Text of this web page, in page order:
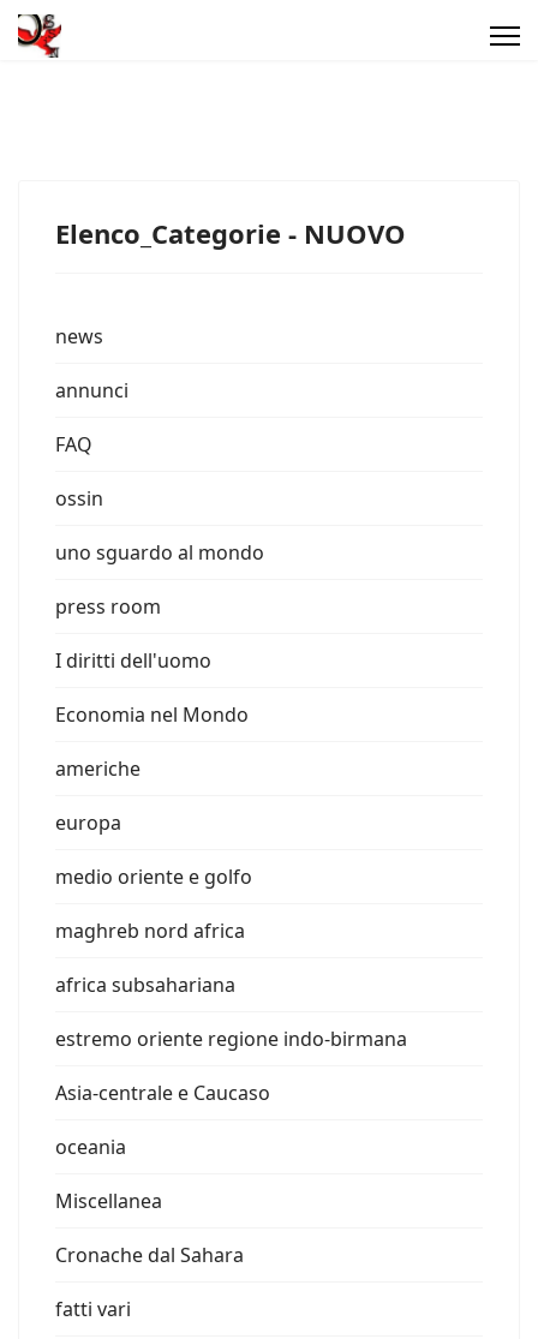
Elenco_Categorie - NUOVO
news
annunci
FAQ
ossin
uno sguardo al mondo
press room
I diritti dell'uomo
Economia nel Mondo
americhe
europa
medio oriente e golfo
maghreb nord africa
africa subsahariana
estremo oriente regione indo-birmana
Asia-centrale e Caucaso
oceania
Miscellanea
Cronache dal Sahara
fatti vari